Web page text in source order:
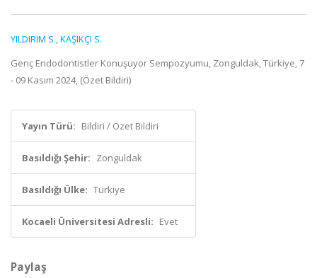
YILDIRIM S.,KAŞIKÇI S.
Genç Endodontistler Konuşuyor Sempozyumu, Zonguldak, Türkiye, 7
- 09 Kasım 2024, (Özet Bildiri)
Yayın Türü: Bildiri / Özet Bildiri
Basıldığı Şehir: Zonguldak
Basıldığı Ülke: Türkiye
Kocaeli Üniversitesi Adresli: Evet
Paylaş